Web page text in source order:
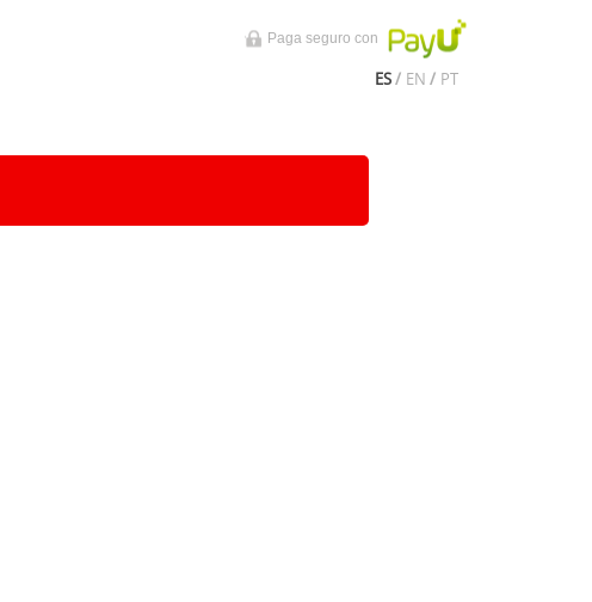
Paga seguro con
ES / EN / PT